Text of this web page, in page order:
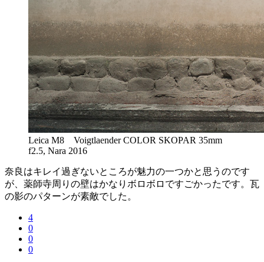
Leica M8 Voigtlaender COLOR SKOPAR 35mm
f2.5, Nara 2016
奈良はキレイ過ぎないところが魅力の一つかと思うのです
が、薬師寺周りの壁はかなりボロボロですごかったです。瓦
の影のパターンが素敵でした。
4
0
0
0